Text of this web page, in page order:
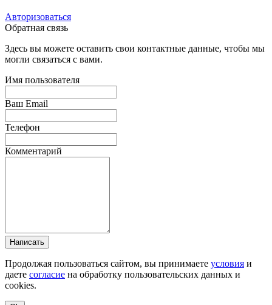
Авторизоваться
Обратная связь
Здесь вы можете оставить свои контактные данные, чтобы мы
могли связаться с вами.
Имя пользователя
Ваш Email
Телефон
Комментарий
Написать
Продолжая пользоваться сайтом, вы принимаете условия и
даете согласие на обработку пользовательских данных и
cookies.